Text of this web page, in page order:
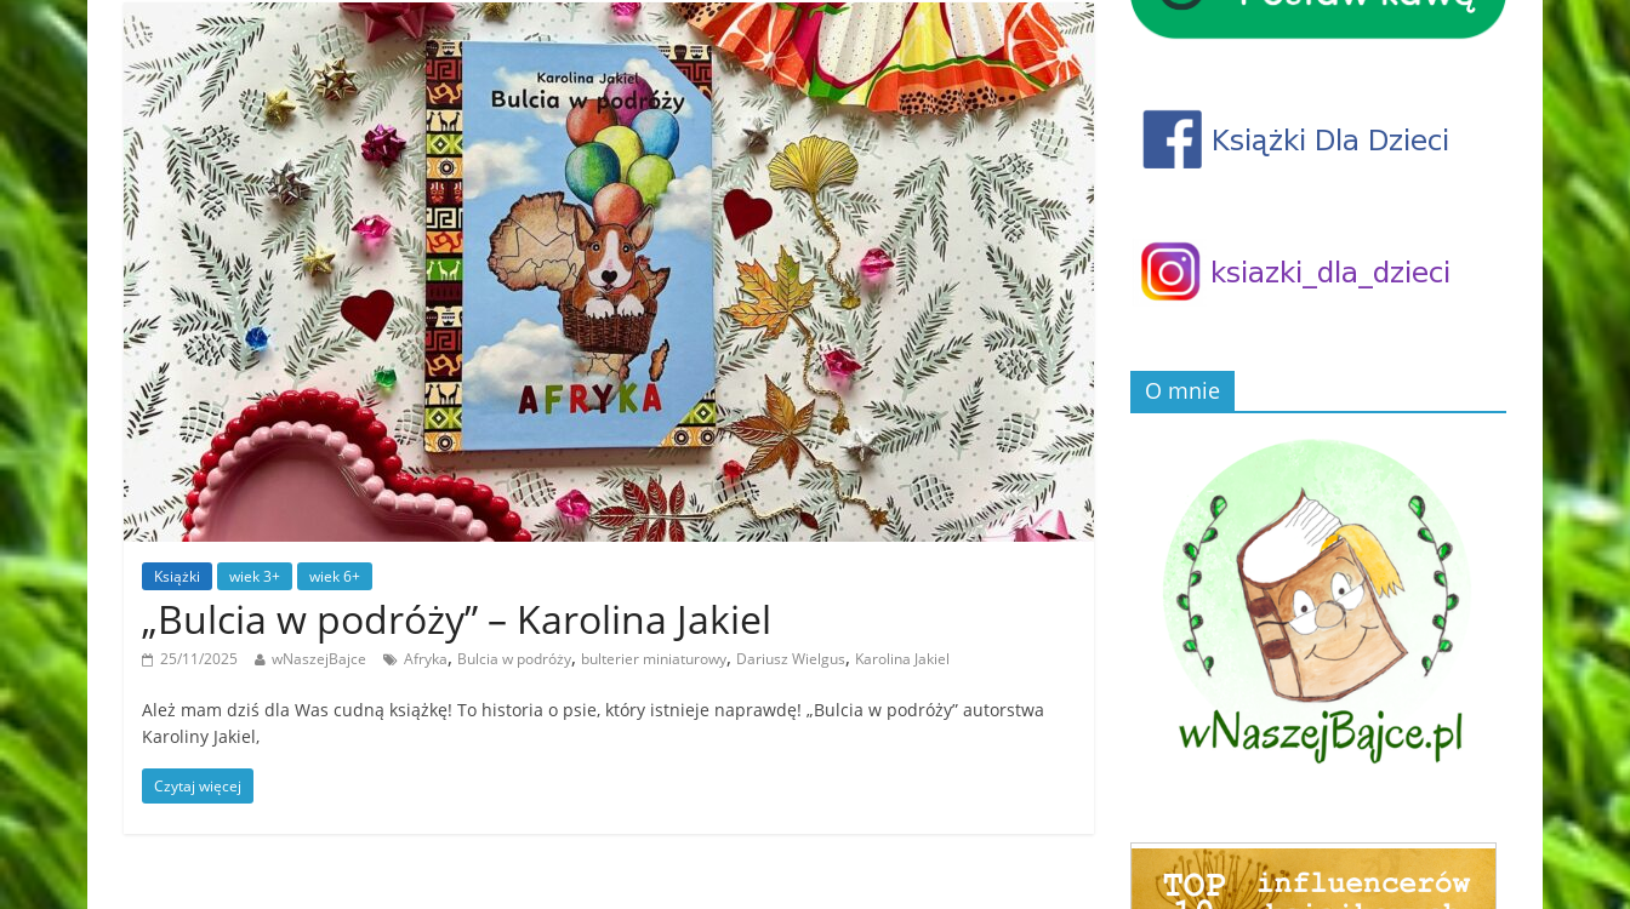
Książki wiek 3+ wiek 6+
„Bulcia w podróży” – Karolina Jakiel
25/11/2025 wNaszejBajce Afryka, Bulcia w podróży, bulterier miniaturowy, Dariusz Wielgus, Karolina Jakiel
Ależ mam dziś dla Was cudną książkę! To historia o psie, który istnieje naprawdę! „Bulcia w podróży” autorstwa
Karoliny Jakiel,
Czytaj więcej
O mnie